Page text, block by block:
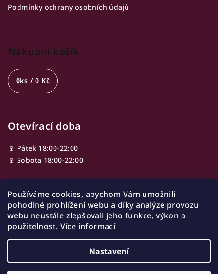
Používáme cookies, abychom Vám umožnili
pohodlné prohlížení webu a díky analýze provozu
webu neustále zlepšovali jeho funkce, výkon a
použitelnost. Více informací
Nastavení
Podmínky ochrany osobních údajů
Nákupní košík
0ks /0 Kč
Otevírací doba
🍷 Pátek 18:00-22:00
🍷 Sobota 18:00-22:00
Adresa
Ve Smečkách 603/13,
110 00 Nové Město
Praha, Czech republic